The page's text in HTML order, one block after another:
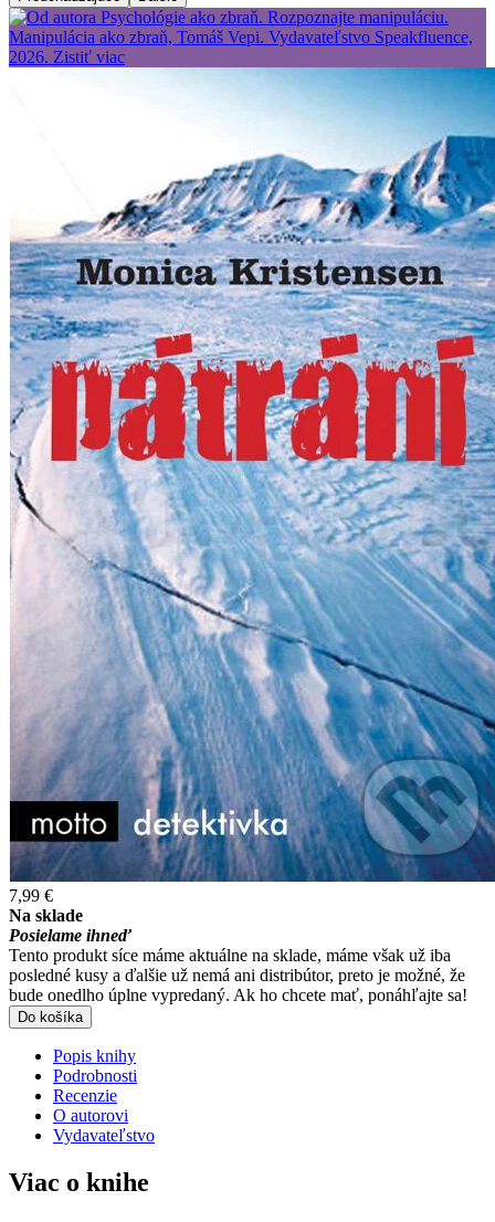
7,99 €
Na sklade
Posielame ihneď
Tento produkt síce máme aktuálne na sklade, máme však už iba
posledné kusy a ďalšie už nemá ani distribútor, preto je možné, že
bude onedlho úplne vypredaný. Ak ho chcete mať, ponáhľajte sa!
Do košíka
Popis knihy
Podrobnosti
Recenzie
O autorovi
Vydavateľstvo
Viac o knihe